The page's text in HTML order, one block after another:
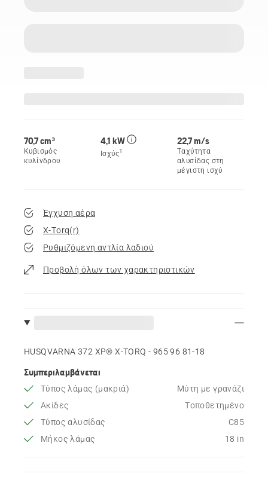
70,7 cm³
Κυβισμός
κυλίνδρου
4,1 kW
Ισχύς1
22,7 m/s
Ταχύτητα
αλυσίδας στη
μέγιστη ισχύ
Έγχυση αέρα
X-Torq(r)
Ρυθμιζόμενη αντλία λαδιού
Προβολή όλων των χαρακτηριστικών
HUSQVARNA 372 XP® X-TORQ - 965 96 81‑18
Συμπεριλαμβάνεται
Τύπος λάμας (μακριά)
Μύτη με γρανάζι
Ακίδες
Τοποθετημένο
Τύπος αλυσίδας
C85
Μήκος λάμας
18 in